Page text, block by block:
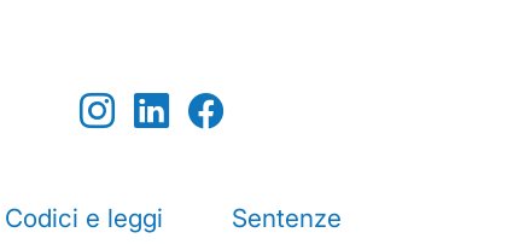
Codici e leggi Sentenze